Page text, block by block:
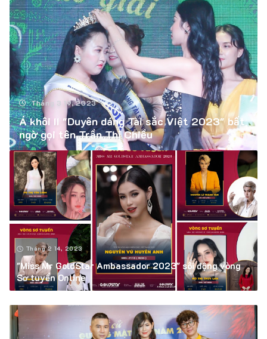
Tháng 3 19, 2023
Á khôi II "Duyên dáng Tài sắc Việt 2023" bất
ngờ gọi tên Trần Thị Chiều
Tháng 2 14, 2023
"Miss Mr GoldStar Ambassador 2023" sôi động vòng
Sơ tuyển Online